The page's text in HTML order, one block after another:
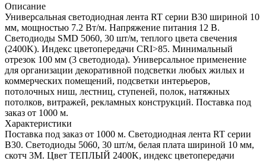
Описание
Универсальная светодиодная лента RT серии B30 шириной 10
мм, мощностью 7.2 Вт/м. Напряжение питания 12 В.
Светодиоды SMD 5060, 30 шт/м, теплого цвета свечения
(2400K). Индекс цветопередачи CRI>85. Минимальный
отрезок 100 мм (3 светодиода). Универсальное применение
для организации декоративной подсветки любых жилых и
коммерческих помещений, подсветки интерьеров,
потолочных ниш, лестниц, ступеней, полок, натяжных
потолков, витражей, рекламных конструкций. Поставка под
заказ от 1000 м.
Характеристики
Поставка под заказ от 1000 м. Светодиодная лента RT серии
B30. Светодиоды 5060, 30 шт/м, белая плата шириной 10 мм,
скотч 3M. Цвет ТЕПЛЫЙ 2400K, индекс цветопередачи